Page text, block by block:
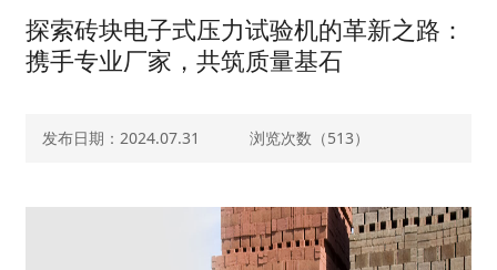
探索砖块电子式压力试验机的革新之路：
携手专业厂家，共筑质量基石
发布日期：2024.07.31 浏览次数（513）